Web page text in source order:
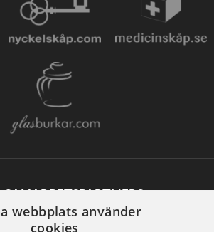
webbplats använder
cookies